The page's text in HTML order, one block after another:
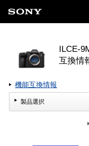
ILCE-
互換情
機能互換情報
製品選択